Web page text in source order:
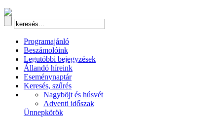
Programajánló
Beszámolóink
Legutóbbi bejegyzések
Állandó híreink
Eseménynaptár
Keresés, szűrés
Nagyböjt és húsvét
Adventi időszak
Ünnepkörök